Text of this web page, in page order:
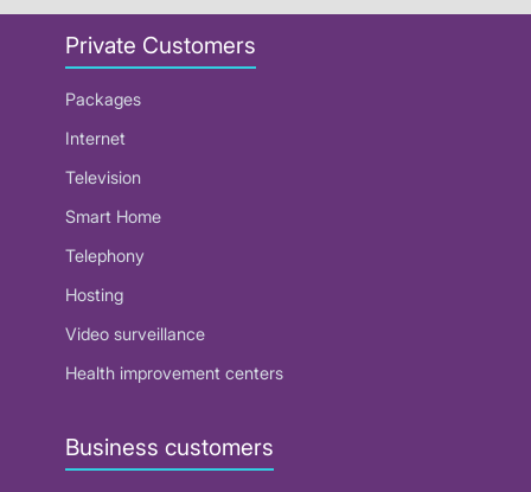
Private Customers
Packages
Internet
Television
Smart Home
Telephony
Hosting
Video surveillance
Health improvement centers
Business customers